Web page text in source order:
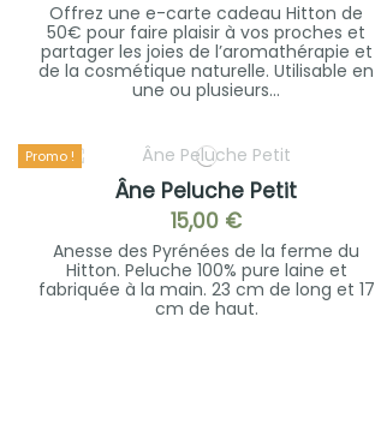
Offrez une e-carte cadeau Hitton de
50€ pour faire plaisir à vos proches et
partager les joies de l’aromathérapie et
de la cosmétique naturelle. Utilisable en
une ou plusieurs...
Promo !
Âne Peluche Petit
15,00 €
Anesse des Pyrénées de la ferme du
Hitton. Peluche 100% pure laine et
fabriquée à la main. 23 cm de long et 17
cm de haut.